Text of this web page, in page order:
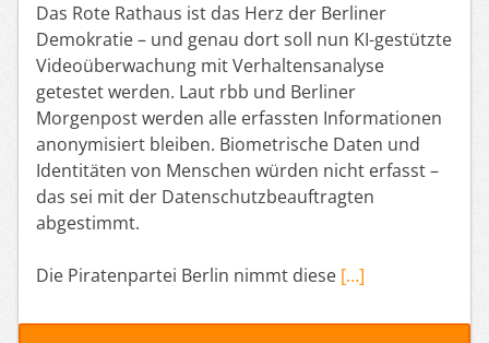
Das Rote Rathaus ist das Herz der Berliner
Demokratie – und genau dort soll nun KI-gestützte
Videoüberwachung mit Verhaltensanalyse
getestet werden. Laut rbb und Berliner
Morgenpost werden alle erfassten Informationen
anonymisiert bleiben. Biometrische Daten und
Identitäten von Menschen würden nicht erfasst –
das sei mit der Datenschutzbeauftragten
abgestimmt.
Die Piratenpartei Berlin nimmt diese […]